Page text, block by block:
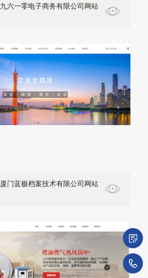
六一零电子商务有限公司网站
门蓝极档案技术有限公司网站